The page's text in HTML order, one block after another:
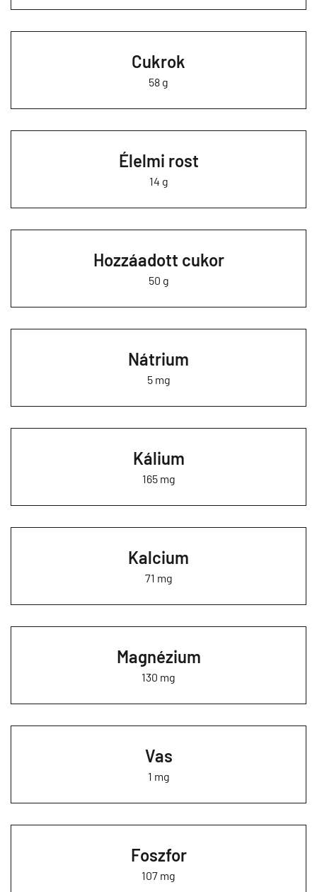
Cukrok
58 g
Élelmi rost
14 g
Hozzáadott cukor
50 g
Nátrium
5 mg
Kálium
165 mg
Kalcium
71 mg
Magnézium
130 mg
Vas
1 mg
Foszfor
107 mg